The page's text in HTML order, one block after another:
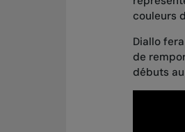
couleurs
Diallo
de
débuts